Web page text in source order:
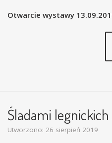
Otwarcie wystawy
Śladami
Utworzono: 26 sierpień 2019